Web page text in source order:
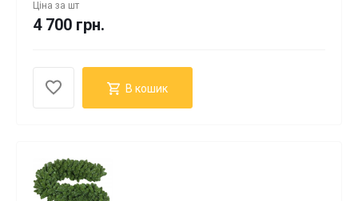
Ціна за шт
4 700 грн.
В кошик